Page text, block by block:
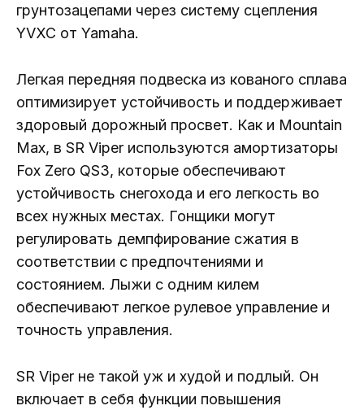
грунтозацепами через систему сцепления
YVXC от Yamaha.
Легкая передняя подвеска из кованого сплава
оптимизирует устойчивость и поддерживает
здоровый дорожный просвет. Как и Mountain
Max, в SR Viper используются амортизаторы
Fox Zero QS3, которые обеспечивают
устойчивость снегохода и его легкость во
всех нужных местах. Гонщики могут
регулировать демпфирование сжатия в
соответствии с предпочтениями и
состоянием. Лыжи с одним килем
обеспечивают легкое рулевое управление и
точность управления.
SR Viper не такой уж и худой и подлый. Он
включает в себя функции повышения